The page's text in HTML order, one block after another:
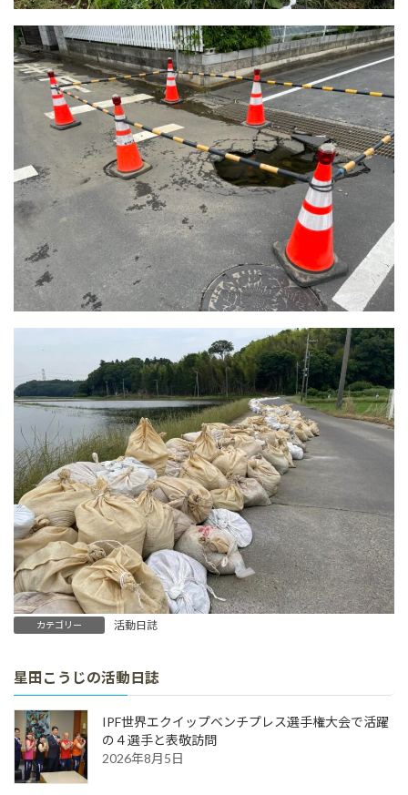
カテゴリー 活動日誌
星田こうじの活動日誌
IPF世界エクイップベンチプレス選手権大会で活躍
の４選手と表敬訪問
2026年8月5日